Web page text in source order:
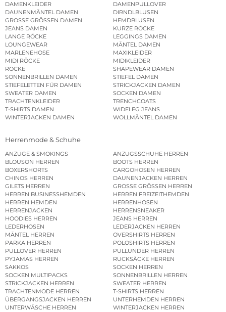
DAMENKLEIDER
DAMENPULLOVER
DAUNENMÄNTEL DAMEN
DIRNDLBLUSEN
GROSSE GRÖSSEN DAMEN
HEMDBLUSEN
JEANS DAMEN
KURZE RÖCKE
LANGE RÖCKE
LEGGINGS DAMEN
LOUNGEWEAR
MÄNTEL DAMEN
MARLENEHOSE
MAXIKLEIDER
MIDI RÖCKE
MIDIKLEIDER
RÖCKE
SHAPEWEAR DAMEN
SONNENBRILLEN DAMEN
STIEFEL DAMEN
STIEFELETTEN FÜR DAMEN
STRICKJACKEN DAMEN
SWEATER DAMEN
SOCKEN DAMEN
TRACHTENKLEIDER
TRENCHCOATS
T-SHIRTS DAMEN
WIDELEG JEANS
WINTERJACKEN DAMEN
WOLLMÄNTEL DAMEN
Herrenmode & Schuhe
ANZÜGE & SMOKINGS
ANZUGSSCHUHE HERREN
BLOUSON HERREN
BOOTS HERREN
BOXERSHORTS
CARGOHOSEN HERREN
CHINOS HERREN
DAUNENJACKEN HERREN
GILETS HERREN
GROSSE GRÖSSEN HERREN
HERREN BUSINESSHEMDEN
HERREN FREIZEITHEMDEN
HERREN HEMDEN
HERRENHOSEN
HERRENJACKEN
HERRENSNEAKER
HOODIES HERREN
JEANS HERREN
LEDERHOSEN
LEDERJACKEN HERREN
MÄNTEL HERREN
OVERSHIRTS HERREN
PARKA HERREN
POLOSHIRTS HERREN
PULLOVER HERREN
PULLUNDER HERREN
PYJAMAS HERREN
RUCKSÄCKE HERREN
SAKKOS
SOCKEN HERREN
SOCKEN MULTIPACKS
SONNENBRILLEN HERREN
STRICKJACKEN HERREN
SWEATER HERREN
TRACHTENMODE HERREN
T-SHIRTS HERREN
ÜBERGANGSJACKEN HERREN
UNTERHEMDEN HERREN
UNTERWÄSCHE HERREN
WINTERJACKEN HERREN